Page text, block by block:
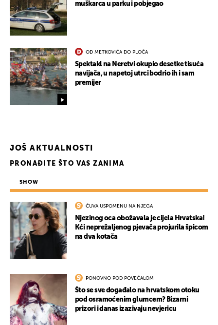
muškarca u parku i pobjegao
OD METKOVIĆA DO PLOČA
Spektakl na Neretvi okupio desetke tisuća
navijača, u napetoj utrci bodrio ih i sam
premijer
JOŠ AKTUALNOSTI
PRONAĐITE ŠTO VAS ZANIMA
SHOW
ČUVA USPOMENU NA NJEGA
Njezinog oca obožavala je cijela Hrvatska!
Kći neprežaljenog pjevača projurila špicom
na dva kotača
PONOVNO POD POVEĆALOM
Što se sve događalo na hrvatskom otoku
pod osramoćenim glumcem? Bizarni
prizori i danas izazivaju nevjericu